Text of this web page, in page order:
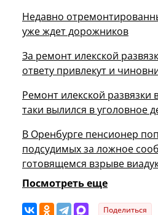
Недавно
уже ждет дорожников
За ремонт илекской
ответу привлекут и
Ремонт илекской развязки
таки вылился в уголовное
В Оренбурге пенсионер
подсудимых за ложное
готовящемся взрыве
Посмотреть еще
Поделиться